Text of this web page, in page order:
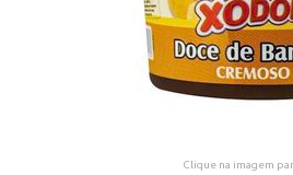
Clique na imagem